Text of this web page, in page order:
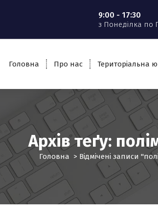
9:00 - 17:30
з Понеділка по
Головна Про нас Територіальна
Архів теґу:
Головна > Відмічені записи